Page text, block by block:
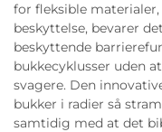
for fleksible
beskyttelse, bevarer
beskyttende
bukkecyklusser uden
svagere. Den
bukker i radier så
samtidig med at det